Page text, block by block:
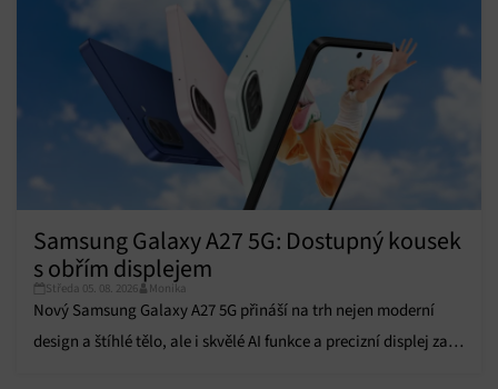
Samsung Galaxy A27 5G: Dostupný kousek
s obřím displejem
Středa 05. 08. 2026 Monika
Nový Samsung Galaxy A27 5G přináší na trh nejen moderní
design a štíhlé tělo, ale i skvělé AI funkce a precizní displej za